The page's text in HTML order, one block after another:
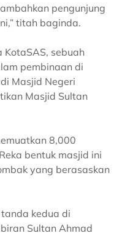
pengunjung
titah baginda.
sebuah
pembinaan di
Masjid Negeri
Masjid Sultan
8,000
bentuk masjid ini
yang berasaskan
kedua di
Sultan Ahmad